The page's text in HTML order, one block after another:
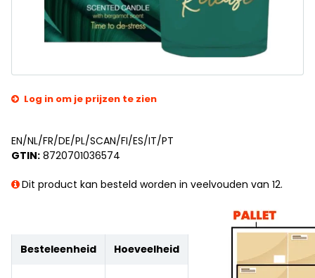
Log in om je prijzen te zien
EN/NL/FR/DE/PL/SCAN/FI/ES/IT/PT
GTIN: 8720701036574
Dit product kan besteld worden in veelvouden van 12.
Besteleenheid Hoeveelheid